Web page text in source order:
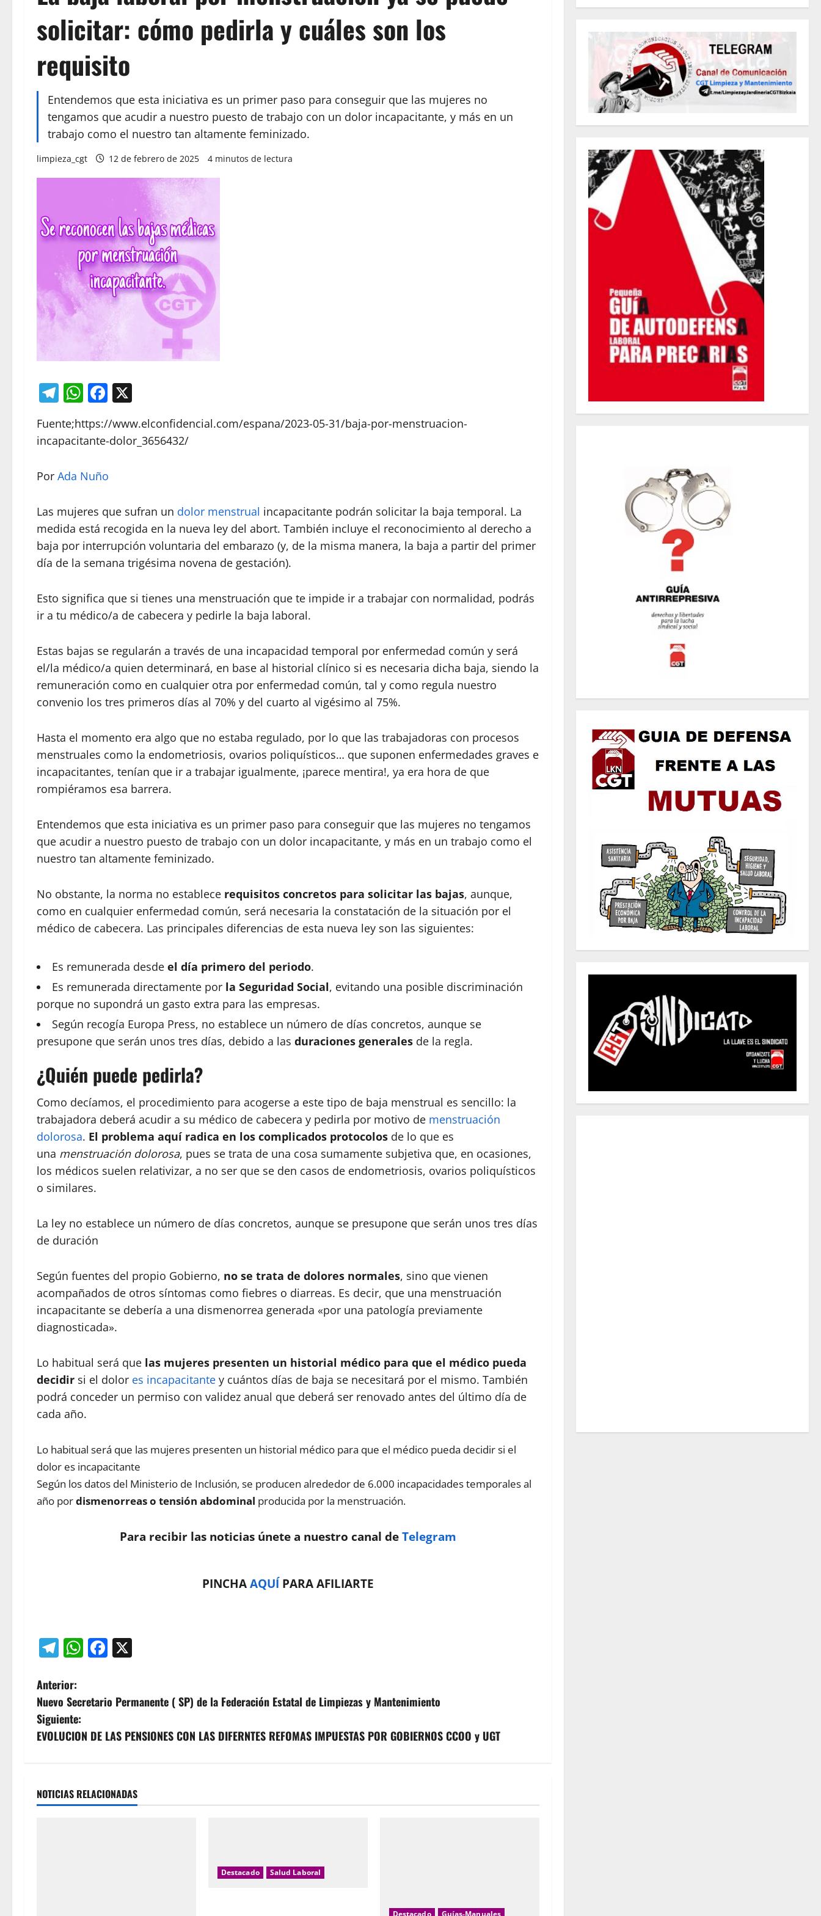
solicitar: cómo pedirla y cuáles son los
requisito
Entendemos que esta iniciativa es un primer paso para conseguir que las mujeres no
tengamos que acudir a nuestro puesto de trabajo con un dolor incapacitante, y más en un
trabajo como el nuestro tan altamente feminizado.
limpieza_cgt 12 de febrero de 2025 4 minutos de lectura
Telegram
WhatsApp
Facebook
Fuente;https://www.elconfidencial.com/espana/2023-05-31/baja-por-menstruacion-
incapacitante-dolor_3656432/
Por Ada Nuño
Las mujeres que sufran un dolor menstrual incapacitante podrán solicitar la baja temporal. La
medida está recogida en la nueva ley del abort. También incluye el reconocimiento al derecho a
baja por interrupción voluntaria del embarazo (y, de la misma manera, la baja a partir del primer
día de la semana trigésima novena de gestación).
Esto significa que si tienes una menstruación que te impide ir a trabajar con normalidad, podrás
ir a tu médico/a de cabecera y pedirle la baja laboral.
Estas bajas se regularán a través de una incapacidad temporal por enfermedad común y será
el/la médico/a quien determinará, en base al historial clínico si es necesaria dicha baja, siendo la
remuneración como en cualquier otra por enfermedad común, tal y como regula nuestro
convenio los tres primeros días al 70% y del cuarto al vigésimo al 75%.
Hasta el momento era algo que no estaba regulado, por lo que las trabajadoras con procesos
menstruales como la endometriosis, ovarios poliquísticos… que suponen enfermedades graves e
incapacitantes, tenían que ir a trabajar igualmente, ¡parece mentira!, ya era hora de que
rompiéramos esa barrera.
Entendemos que esta iniciativa es un primer paso para conseguir que las mujeres no tengamos
que acudir a nuestro puesto de trabajo con un dolor incapacitante, y más en un trabajo como el
nuestro tan altamente feminizado.
No obstante, la norma no establece requisitos concretos para solicitar las bajas, aunque,
como en cualquier enfermedad común, será necesaria la constatación de la situación por el
médico de cabecera. Las principales diferencias de esta nueva ley son las siguientes:
Es remunerada desde el día primero del periodo.
Es remunerada directamente por la Seguridad Social, evitando una posible discriminación
porque no supondrá un gasto extra para las empresas.
Según recogía Europa Press, no establece un número de días concretos, aunque se
presupone que serán unos tres días, debido a las duraciones generales de la regla.
¿Quién puede pedirla?
Como decíamos, el procedimiento para acogerse a este tipo de baja menstrual es sencillo: la
trabajadora deberá acudir a su médico de cabecera y pedirla por motivo de menstruación
dolorosa. El problema aquí radica en los complicados protocolos de lo que es
una menstruación dolorosa, pues se trata de una cosa sumamente subjetiva que, en ocasiones,
los médicos suelen relativizar, a no ser que se den casos de endometriosis, ovarios poliquísticos
o similares.
La ley no establece un número de días concretos, aunque se presupone que serán unos tres días
de duración
Según fuentes del propio Gobierno, no se trata de dolores normales, sino que vienen
acompañados de otros síntomas como fiebres o diarreas. Es decir, que una menstruación
incapacitante se debería a una dismenorrea generada «por una patología previamente
diagnosticada».
Lo habitual será que las mujeres presenten un historial médico para que el médico pueda
decidir si el dolor es incapacitante y cuántos días de baja se necesitará por el mismo. También
podrá conceder un permiso con validez anual que deberá ser renovado antes del último día de
cada año.
Lo habitual será que las mujeres presenten un historial médico para que el médico pueda decidir si el
dolor es incapacitante
Según los datos del Ministerio de Inclusión, se producen alrededor de 6.000 incapacidades temporales al
año pordismenorreas o tensión abdominal producida por la menstruación.
Para recibir las noticias únete a nuestro canal de Telegram
PINCHA AQUÍPARA AFILIARTE
Telegram
WhatsApp
Facebook
N
a
v
g
Anterior:
Nuevo Secretario Permanente ( SP) de la Federación Estatal de Limpiezas y Mantenimiento
Siguiente:
EVOLUCION DE LAS PENSIONES CON LAS DIFERNTES REFOMAS IMPUESTAS POR GOBIERNOS CCOO y UGT
NOTICIAS RELACIONADAS
Destacado Salud Laboral
Destacado Guías-Manuales